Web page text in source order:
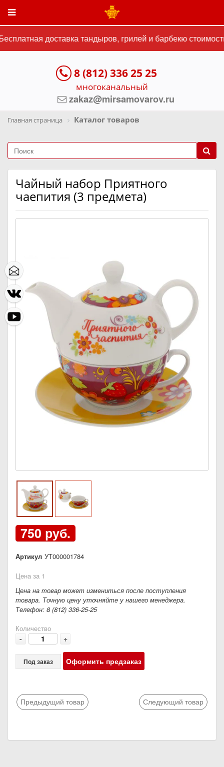
доставка тандыров, грилей и барбекю
8 (812) 336 25 25
многоканальный
zakaz@mirsamovarov.ru
Главная страница Каталог товаров
Чайный набор Приятного
чаепития (3 предмета)
750 руб.
Артикул УТ000001784
Цена за 1
Цена на товар может измениться после поступления
товара. Точную цену уточняйте у нашего менеджера.
Телефон: 8 (812) 336-25-25
Количество
- +
Под заказ Оформить предзаказ
Предыдущий товар Следующий товар